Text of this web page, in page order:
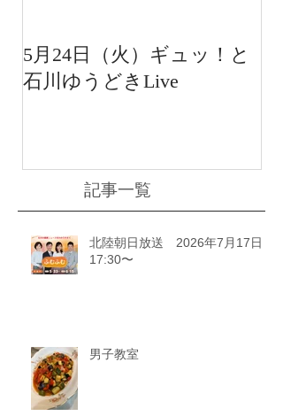
5月24日（火）ギュッ！と
石川ゆうどきLive
記事一覧
北陸朝日放送 2026年7月17日
17:30〜
男子教室